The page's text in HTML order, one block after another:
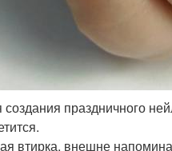
праздничного
втирка, внешне